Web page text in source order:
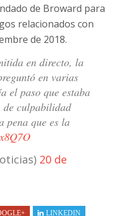
de Broward para
relacionados con
de 2018.
en directo, la
en varias
el paso que estaba
de culpabilidad
pena que es la
20 de
LINKEDIN